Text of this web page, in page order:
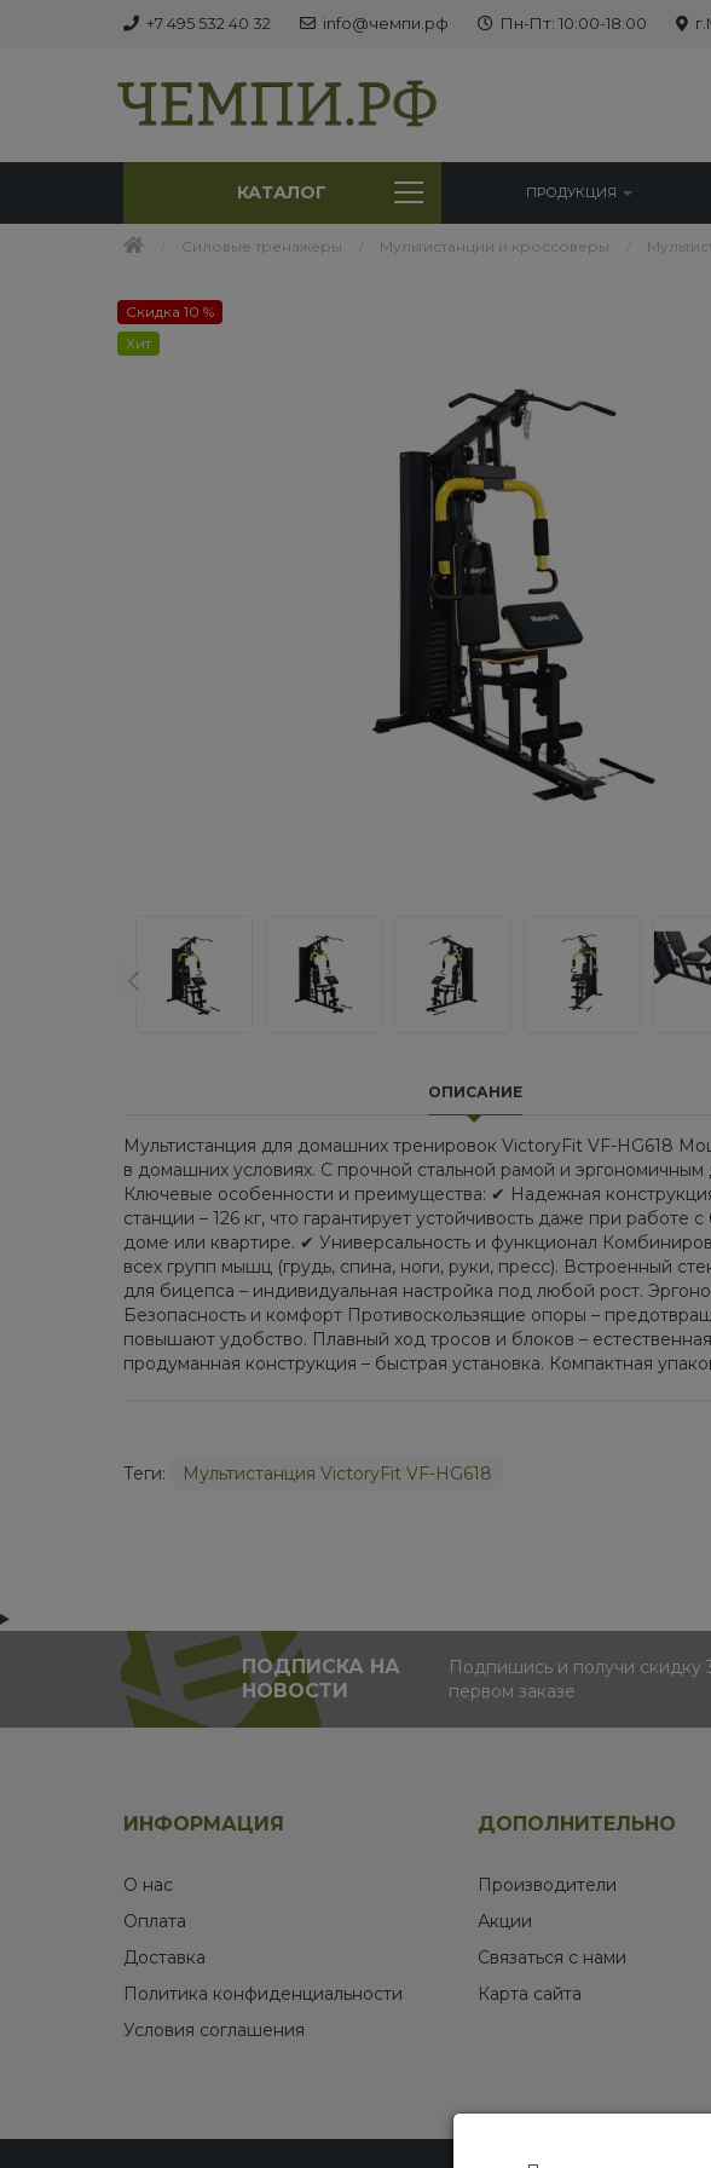
+7 495 532 40 32 info@чемпи.рф Пн-Пт: 10:00-18:00
КАТАЛОГ ПРОДУКЦИЯ
Силовые тренажеры Мультистанции и кроссоверы
Скидка 10 %
Хит
ОПИСАНИЕ
Мультистанция для домашних тренировок VictoryFit VF-HG618
в домашних условиях. С прочной стальной рамой и
Ключевые особенности и преимущества: ✔ Надежная
станции – 126 кг, что гарантирует устойчивость даже при
доме или квартире. ✔ Универсальность и функционал
всех групп мышц (грудь, спина, ноги, руки, пресс). Встроенный
для бицепса – индивидуальная настройка под любой рост.
Безопасность и комфорт Противоскользящие опоры –
повышают удобство. Плавный ход тросов и блоков –
продуманная конструкция – быстрая установка. Компактная
Теги: Мультистанция VictoryFit VF-HG618
ПОДПИСКА НА
НОВОСТИ
Подпишись и получи скидку
первом заказе
ИНФОРМАЦИЯ
О нас
Оплата
Доставка
Политика конфиденциальности
Условия соглашения
ДОПОЛНИТЕЛЬНО
Производители
Акции
Связаться с нами
Карта сайта